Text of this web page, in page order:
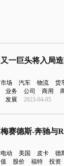
又一巨头将入局造
市场 汽车 物流 货
业务
公司 商用
发展
2023-04-05
梅赛德斯-奔驰与
电动 美国 皮卡 德
值
股价 福特 投资